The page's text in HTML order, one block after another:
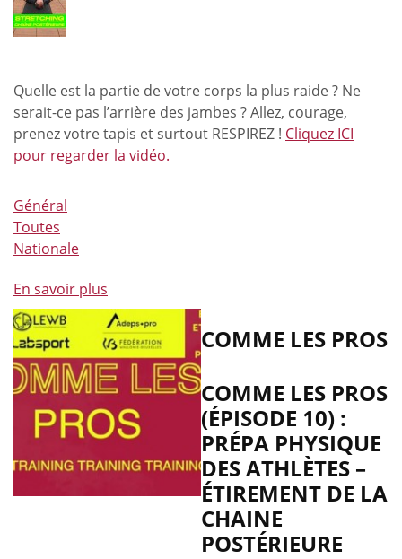
Quelle est la partie de votre corps la plus raide ? Ne
serait-ce pas l’arrière des jambes ? Allez, courage,
prenez votre tapis et surtout RESPIREZ ! Cliquez ICI
pour regarder la vidéo.
Général
Toutes
Nationale
En savoir plus
propos
de
Comme
les
pros
(épisode
10)
:
COMME LES PROS
COMME LES PROS
(ÉPISODE 10) :
PRÉPA PHYSIQUE
DES ATHLÈTES –
ÉTIREMENT DE LA
CHAINE
POSTÉRIEURE